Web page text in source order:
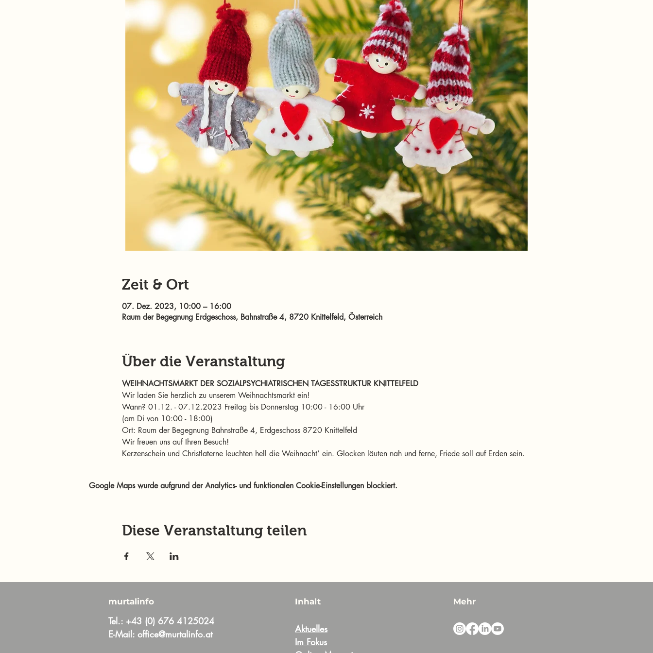
Zeit & Ort
07. Dez. 2023, 10:00 – 16:00
Raum der Begegnung Erdgeschoss, Bahnstraße 4, 8720 Knittelfeld, Österreich
Über die Veranstaltung
WEIHNACHTSMARKT DER SOZIALPSYCHIATRISCHEN TAGESSTRUKTUR KNITTELFELD
Wir laden Sie herzlich zu unserem Weihnachtsmarkt ein!
Wann? 01.12. - 07.12.2023 Freitag bis Donnerstag 10:00 - 16:00 Uhr
(am Di von 10:00 - 18:00)
Ort: Raum der Begegnung Bahnstraße 4, Erdgeschoss 8720 Knittelfeld
Wir freuen uns auf Ihren Besuch!
Kerzenschein und Christlaterne leuchten hell die Weihnacht’ ein. Glocken läuten nah und ferne, Friede soll auf Erden sein.
Google Maps wurde aufgrund der Analytics- und funktionalen Cookie-Einstellungen blockiert.
Diese Veranstaltung teilen
murtalinfo
Tel.: +43 (0) 676 4125024
E-Mail: office@murtalinfo.at
Inhalt
Aktuelles
Im Fokus
Mehr